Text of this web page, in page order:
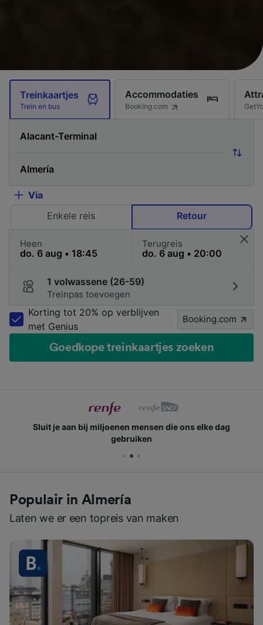
Treinkaartjes
Trein en bus
Accommodaties
Booking.com
Via
Enkele reis
Retour
Heen Terugreis
1 volwassene (26-59)
Treinpas toevoegen
Korting tot 20% op verblijven
met Genius
Booking.com
Goedkope treinkaartjes zoeken
Sluit je aan bij miljoenen mensen die ons elke dag
gebruiken
Populair in Almería
Laten we er een topreis van maken